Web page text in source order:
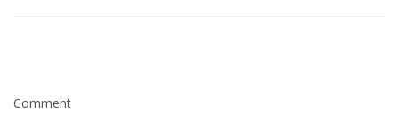
Comment